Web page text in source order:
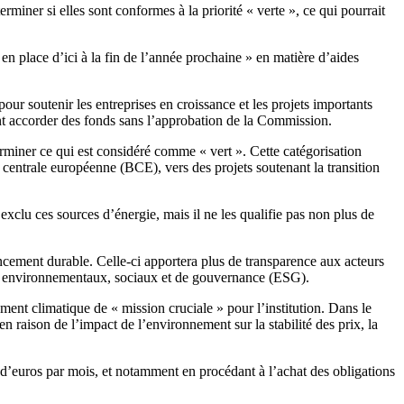
si elles sont conformes à la priorité « verte », ce qui pourrait
place d’ici à la fin de l’année prochaine » en matière d’aides
soutenir les entreprises en croissance et les projets importants
des fonds sans l’approbation de la Commission.
ce qui est considéré comme « vert ». Cette catégorisation
européenne (BCE), vers des projets soutenant la transition
ces sources d’énergie, mais il ne les qualifie pas non plus de
durable. Celle-ci apportera plus de transparence aux acteurs
sociaux et de gouvernance (ESG).
climatique de « mission cruciale » pour l’institution. Dans le
raison de l’impact de l’environnement sur la stabilité des prix, la
par mois, et notamment en procédant à l’achat des obligations